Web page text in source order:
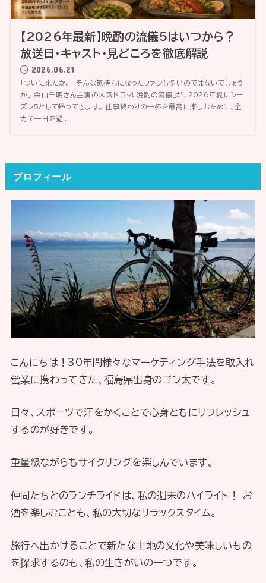
【2026年最新】晩酌の流儀5はいつから？
放送日・キャスト・見どころを徹底解説
2026.06.21
「ついに来たか。」 そんな気持ちになったファンも多いのではないでしょう
か。 栗山千明さん主演の人気ドラマ『晩酌の流儀』が、2026年夏にシー
ズン5として帰ってきます。 仕事終わりの一杯を最高に楽しむために、全
力で一日を過...
プロフィール
こんにちは！30年間様々なマーケティング手法を取入れ
営業に携わってきた、福島県出身のゴン太です。
日々、スポーツで汗をかくことで心身ともにリフレッシュ
するのが好きです。
重量級ながらもサイクリングを楽しんでいます。
仲間たちとのランチライドは、私の週末のハイライト！ お
酒を楽しむことも、私の大切なリラックスタイム。
旅行へ出かけることで新たな土地の文化や美味しいもの
を探求するのも、私の生きがいの一つです。